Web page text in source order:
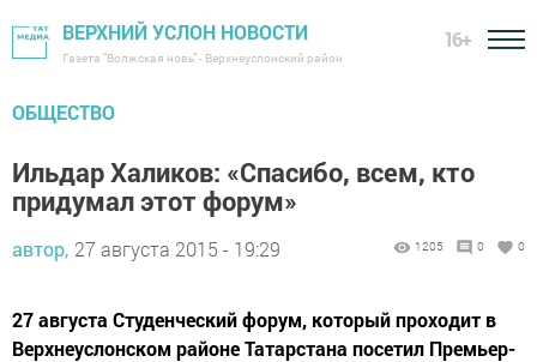
ВЕРХНИЙ УСЛОН НОВОСТИ
Газета "Волжская новь" - Верхнеуслонский район
16+
ОБЩЕСТВО
Ильдар Халиков: «Спасибо, всем, кто
придумал этот форум»
автор, 27 августа 2015 - 19:29 1205 0 0
27 августа Студенческий форум, который проходит в
Верхнеуслонском районе Татарстана посетил Премьер-